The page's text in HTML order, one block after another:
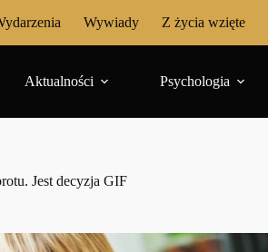
Wywiady Z życia wzięte
Aktualności Psychologia
Jest decyzja GIF